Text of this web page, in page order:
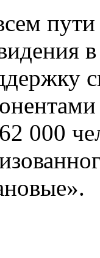
000